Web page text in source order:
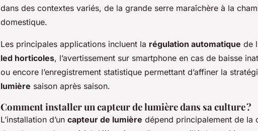
dans des contextes variés, de la grande serre maraîchère à la
domestique.
Les principales applications incluent la régulation automatique de
led horticoles, l’avertissement sur smartphone en cas de baisse
ou encore l’enregistrement statistique permettant d’affiner la
lumière saison après saison.
Comment installer un capteur de lumière dans sa culture ?
L’installation d’un capteur de lumière dépend principalement de la